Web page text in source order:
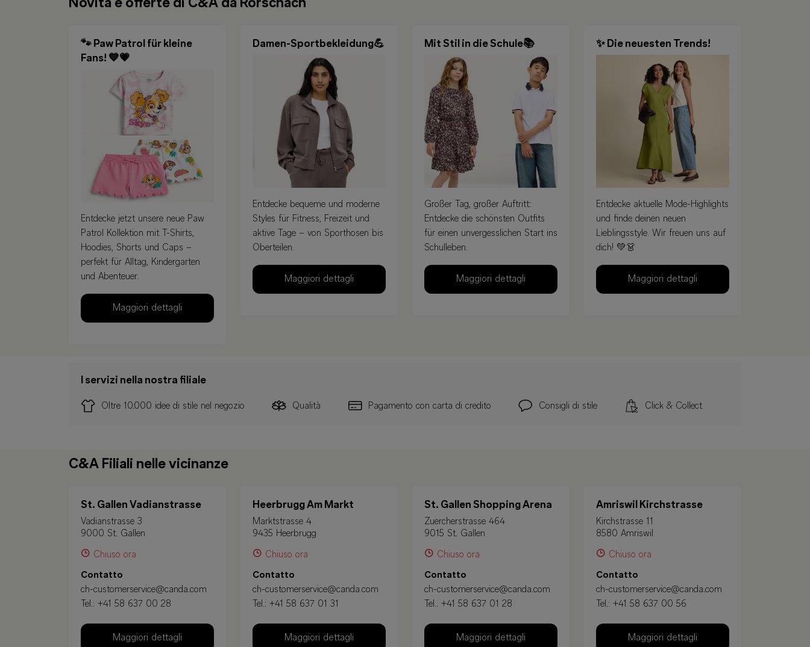
Novità e offerte di C&A da Rorschach
🐾 Paw Patrol für kleine
Fans! 💙💗
Entdecke jetzt unsere neue Paw
Patrol Kollektion mit T-Shirts,
Hoodies, Shorts und Caps –
perfekt für Alltag, Kindergarten
und Abenteuer.
Maggiori dettagli
Damen-Sportbekleidung💪
Entdecke bequeme und moderne
Styles für Fitness, Freizeit und
aktive Tage – von Sporthosen bis
Oberteilen.
Maggiori dettagli
Mit Stil in die Schule📚
Großer Tag, großer Auftritt:
Entdecke die schönsten Outfits
für einen unvergesslichen Start ins
Schulleben.
Maggiori dettagli
✨ Die neuesten Trends!
Entdecke aktuelle Mode-Highlights
und finde deinen neuen
Lieblingsstyle. Wir freuen uns auf
dich! 💚👗
Maggiori dettagli
I servizi nella nostra filiale
Oltre 10.000 idee di stile nel negozio Qualità Pagamento con carta di credito Consigli di stile Click & Collect
C&A Filiali nelle vicinanze
St. Gallen Vadianstrasse
Vadianstrasse 3
9000 St. Gallen
Chiuso ora
Contatto
ch-customerservice@canda.com
Tel.: +41 58 637 00 28
Maggiori dettagli
Heerbrugg Am Markt
Marktstrasse 4
9435 Heerbrugg
Chiuso ora
Contatto
ch-customerservice@canda.com
Tel.: +41 58 637 01 31
Maggiori dettagli
St. Gallen Shopping Arena
Zuercherstrasse 464
9015 St. Gallen
Chiuso ora
Contatto
ch-customerservice@canda.com
Tel.: +41 58 637 01 28
Maggiori dettagli
Amriswil Kirchstrasse
Kirchstrasse 11
8580 Amriswil
Chiuso ora
Contatto
ch-customerservice@canda.com
Tel.: +41 58 637 00 56
Maggiori dettagli